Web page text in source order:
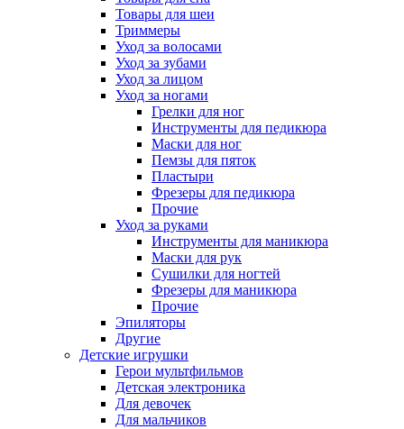
Товары для шеи
Триммеры
Уход за волосами
Уход за зубами
Уход за лицом
Уход за ногами
Грелки для ног
Инструменты для педикюра
Маски для ног
Пемзы для пяток
Пластыри
Фрезеры для педикюра
Прочие
Уход за руками
Инструменты для маникюра
Маски для рук
Сушилки для ногтей
Фрезеры для маникюра
Прочие
Эпиляторы
Другие
Детские игрушки
Герои мультфильмов
Детская электроника
Для девочек
Для мальчиков